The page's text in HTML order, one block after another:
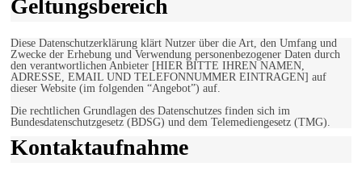
Geltungsbereich
Diese Datenschutzerklärung klärt Nutzer über die Art, den Umfang und
Zwecke der Erhebung und Verwendung personenbezogener Daten durch
den verantwortlichen Anbieter [HIER BITTE IHREN NAMEN,
ADRESSE, EMAIL UND TELEFONNUMMER EINTRAGEN] auf
dieser Website (im folgenden “Angebot”) auf.
Die rechtlichen Grundlagen des Datenschutzes finden sich im
Bundesdatenschutzgesetz (BDSG) und dem Telemediengesetz (TMG).
Kontaktaufnahme